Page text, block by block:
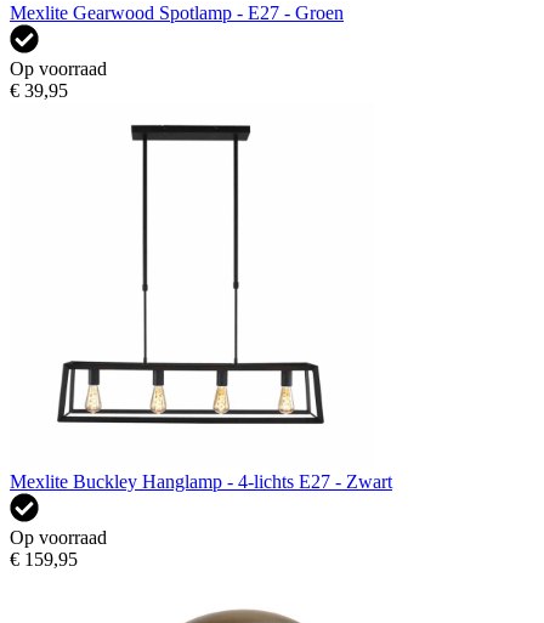
Mexlite Gearwood Spotlamp - E27 - Groen
Op voorraad
€ 39,95
Mexlite Buckley Hanglamp - 4-lichts E27 - Zwart
Op voorraad
€ 159,95